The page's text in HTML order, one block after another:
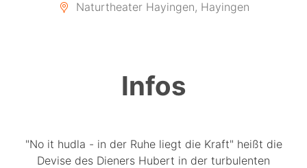
Naturtheater Hayingen, Hayingen
Infos
"No it hudla - in der Ruhe liegt die Kraft" heißt die
Devise des Dieners Hubert in der turbulenten